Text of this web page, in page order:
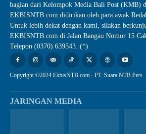
bagian dari Kelompok Media Bali Post (KMB)
EKBISNTB.com didirikan oleh para awak
Untuk lebih dekat dengan kami, silakan
EKBISNTB.com di Jalan Bangau Nomor 15
Telepon (0370) 639543. (*)
Copyright ©2024 EkbisNTB.com - PT. Suara NTB Pers
JARINGAN MEDIA